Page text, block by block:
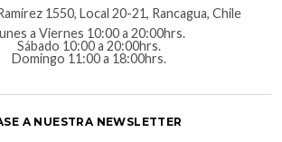
1550, Local 20-21, Rancagua, Chile
a Viernes 10:00 a 20:00hrs.
Sábado 10:00 a 20:00hrs.
Domingo 11:00 a 18:00hrs.
A NUESTRA NEWSLETTER